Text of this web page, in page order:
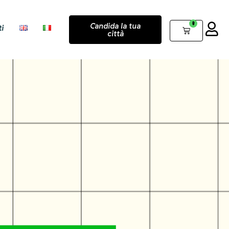
Candida la tua
città
0